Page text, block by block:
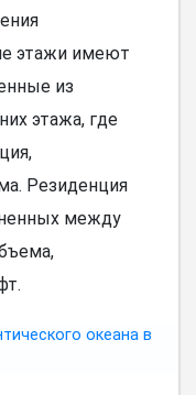
этажи имеют
из
этажа, где
Резиденция
между